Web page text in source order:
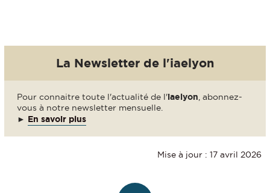
La Newsletter de l'iaelyon
Pour connaitre toute l'actualité de l'iaelyon , abonnez-
vous à notre newsletter mensuelle.
► En savoir plus
Mise à jour : 17 avril 2026